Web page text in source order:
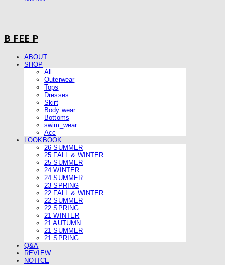
B FEE P
ABOUT
SHOP
All
Outerwear
Tops
Dresses
Skirt
Body wear
Bottoms
swim_wear
Acc
LOOKBOOK
26 SUMMER
25 FALL & WINTER
25 SUMMER
24 WINTER
24 SUMMER
23 SPRING
22 FALL & WINTER
22 SUMMER
22 SPRING
21 WINTER
21 AUTUMN
21 SUMMER
21 SPRING
Q&A
REVIEW
NOTICE